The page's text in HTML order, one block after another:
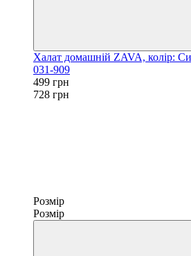
Халат домашній ZAVA, колір:
031-909
499 грн
728 грн
Розмір
Розмір